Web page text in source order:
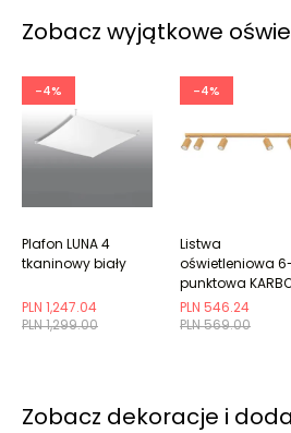
Zobacz wyjątkowe
-4%
PLN 1,299.00
PLN 1,247.04
Plafon LUNA 4
tkaninowy biały
-4%
PLN 569.00
PLN 546.24
Listwa
oświetleniowa
punktowa
6L złota ryflowana
Zobacz dekoracje i